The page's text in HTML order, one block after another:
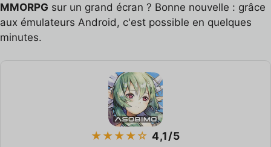
MMORPG sur un grand écran ? Bonne nouvelle : grâce
aux émulateurs Android, c'est possible en quelques
minutes.
★★★★☆ 4,1/5